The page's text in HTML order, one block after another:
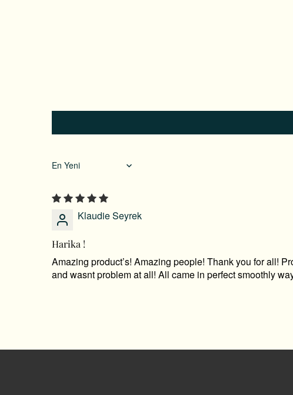
Sort by
Klaudie Seyrek
Harika !
Amazing product’s! Amazing people! Thank you for all!
and wasnt problem at all! All came in perfect smoothly